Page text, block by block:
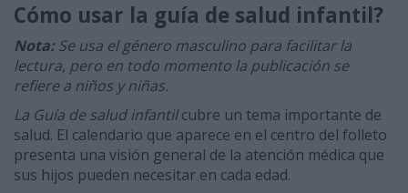
Cómo usar la guía de salud infantil?
Nota:Se usa el género masculino para facilitar la
lectura, pero en todo momento la publicación se
refiere a niños y niñas.
La Guía de salud infantilcubre un tema importante de
salud. El calendario que aparece en el centro del folleto
presenta una visión general de la atención médica que
sus hijos pueden necesitar en cada edad.